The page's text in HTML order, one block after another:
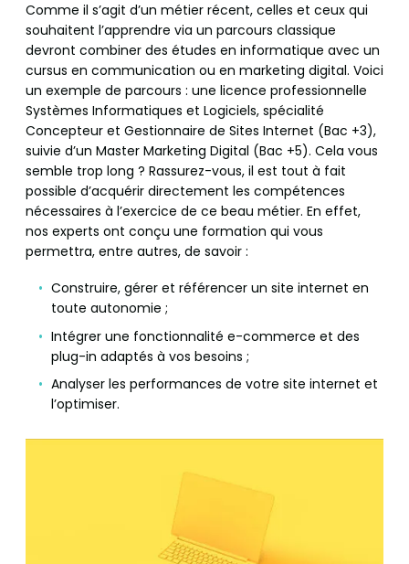
Comme il s’agit d’un métier récent, celles et ceux qui
souhaitent l’apprendre via un parcours classique
devront combiner des études en informatique avec un
cursus en communication ou en marketing digital. Voici
un exemple de parcours : une licence professionnelle
Systèmes Informatiques et Logiciels, spécialité
Concepteur et Gestionnaire de Sites Internet (Bac +3),
suivie d’un Master Marketing Digital (Bac +5). Cela vous
semble trop long ? Rassurez-vous, il est tout à fait
possible d’acquérir directement les compétences
nécessaires à l’exercice de ce beau métier. En effet,
nos experts ont conçu une formation qui vous
permettra, entre autres, de savoir :
Construire, gérer et référencer un site internet en
toute autonomie ;
Intégrer une fonctionnalité e-commerce et des
plug-in adaptés à vos besoins ;
Analyser les performances de votre site internet et
l’optimiser.